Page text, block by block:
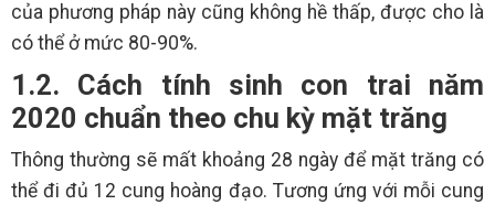
của phương pháp này cũng không hề thấp, được cho là
có thể ở mức 80-90%.
1.2. Cách tính sinh con trai năm
2020 chuẩn theo chu kỳ mặt trăng
Thông thường sẽ mất khoảng 28 ngày để mặt trăng có
thể đi đủ 12 cung hoàng đạo. Tương ứng với mỗi cung